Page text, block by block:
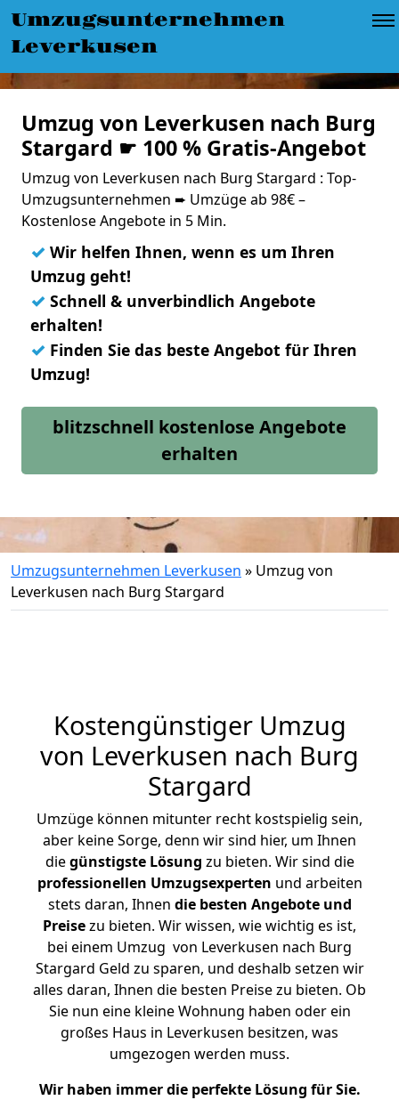
Umzugsunternehmen
Leverkusen
Umzug von Leverkusen nach Burg
Stargard ☛ 100 % Gratis-Angebot
Umzug von Leverkusen nach Burg Stargard : Top-
Umzugsunternehmen ➨ Umzüge ab 98€ –
Kostenlose Angebote in 5 Min.
✓ Wir helfen Ihnen, wenn es um Ihren
Umzug geht!
✓ Schnell & unverbindlich Angebote
erhalten!
✓ Finden Sie das beste Angebot für Ihren
Umzug!
blitzschnell kostenlose Angebote
erhalten
Umzugsunternehmen Leverkusen » Umzug von
Leverkusen nach Burg Stargard
Kostengünstiger Umzug
von Leverkusen nach Burg
Stargard
Umzüge können mitunter recht kostspielig sein,
aber keine Sorge, denn wir sind hier, um Ihnen
diegünstigste Lösung zu bieten. Wir sind die
professionellen Umzugsexperten und arbeiten
stets daran, Ihnen die besten Angebote und
Preisezu bieten. Wir wissen, wie wichtig es ist,
bei einem Umzug von Leverkusen nach Burg
Stargard Geld zu sparen, und deshalb setzen wir
alles daran, Ihnen die besten Preise zu bieten. Ob
Sie nun eine kleine Wohnung haben oder ein
großes Haus in Leverkusen besitzen, was
umgezogen werden muss.
Wir haben immer die perfekte Lösung für Sie.